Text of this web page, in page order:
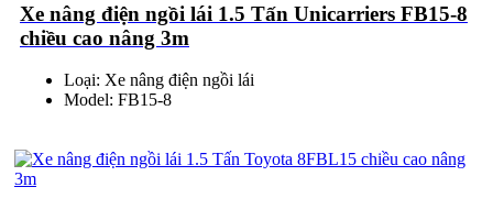
Xe nâng điện ngồi lái 1.5 Tấn Unicarriers FB15-8
chiều cao nâng 3m
Loại: Xe nâng điện ngồi lái
Model: FB15-8